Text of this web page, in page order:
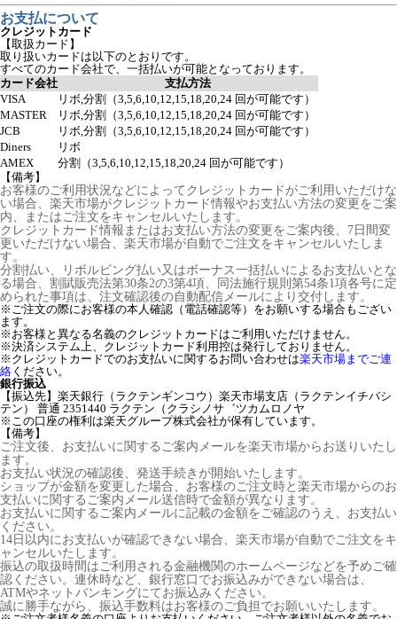
お支払について
クレジットカード
【取扱カード】
取り扱いカードは以下のとおりです。
すべてのカード会社で、一括払いが可能となっております。
カード会社
支払方法
VISA
リボ,分割（3,5,6,10,12,15,18,20,24 回が可能です）
MASTER
リボ,分割（3,5,6,10,12,15,18,20,24 回が可能です）
JCB
リボ,分割（3,5,6,10,12,15,18,20,24 回が可能です）
Diners
リボ
AMEX
分割（3,5,6,10,12,15,18,20,24 回が可能です）
【備考】
お客様のご利用状況などによってクレジットカードがご利用いただけな
い場合、楽天市場がクレジットカード情報やお支払い方法の変更をご案
内、またはご注文をキャンセルいたします。
クレジットカード情報またはお支払い方法の変更をご案内後、7日間変
更いただけない場合、楽天市場が自動でご注文をキャンセルいたしま
す。
分割払い、リボルビング払い又はボーナス一括払いによるお支払いとな
る場合、割賦販売法第30条2の3第4項、同法施行規則第54条1項各号に定
められた事項は、注文確認後の自動配信メールにより交付します。
※ご注文の際にお客様の本人確認（電話確認等）をお願いする場合もござい
ます。
※お客様と異なる名義のクレジットカードはご利用いただけません。
※決済システム上、クレジットカード利用控は発行しておりません。
※クレジットカードでのお支払いに関するお問い合わせは楽天市場までご連
絡 ください。
銀行振込
【振込先】楽天銀行（ラクテンギンコウ）楽天市場支店（ラクテンイチバシ
テン） 普通 2351440 ラクテン（クラシノサ゛ツカムロノヤ
※この口座の権利は楽天グループ株式会社が保有しています。
【備考】
ご注文後、お支払いに関するご案内メールを楽天市場からお送りいたし
ます。
お支払い状況の確認後、発送手続きが開始いたします。
ショップが金額を変更した場合、お客様のご注文時と楽天市場からのお
支払いに関するご案内メール送信時で金額が異なります。
お支払いに関するご案内メールに記載の金額をご確認のうえ、お支払い
ください。
14日以内にお支払いが確認できない場合、楽天市場が自動でご注文をキ
ャンセルいたします。
振込の取扱時間はご利用される金融機関のホームページなどを予めご確
認ください。連休時など、銀行窓口でお振込みができない場合は、
ATMやネットバンキングにてお振込みください。
誠に勝手ながら、振込手数料はお客様のご負担でお願いいたします。